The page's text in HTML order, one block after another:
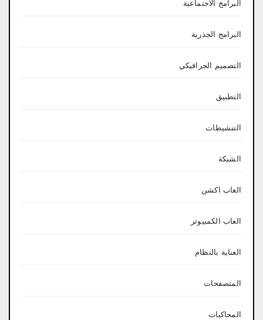
البرامج الاجتماعية
البرامج الجذرية
التصميم الجرافيكي
التطبيق
التنشيطات
الشبكة
العاب اكشن
العاب الكمبيوتر
العناية بالنظام
المتصفحات
المحاكيات